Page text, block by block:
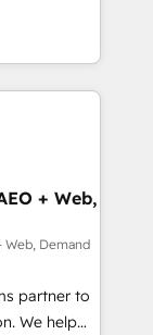
計・実装。
役割定義・
主導。「設
した情報設
Hubで一体
・
設計、履歴
・
&
Media),
brands. 🔄
Media. -
agents
+ Web,
Web, Demand
partner to
We help